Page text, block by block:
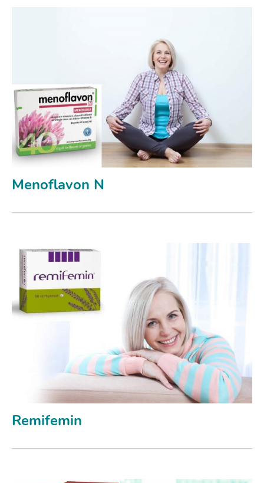
Menoflavon N
Remifemin